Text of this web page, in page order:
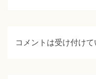
コメントは受け付けて